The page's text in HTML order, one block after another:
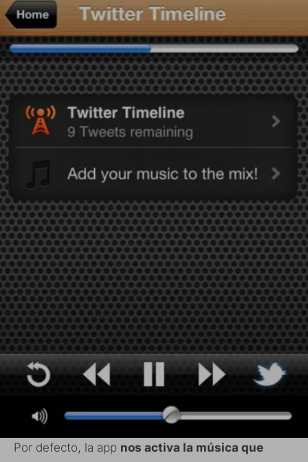
Por defecto, la app nos activa la música que